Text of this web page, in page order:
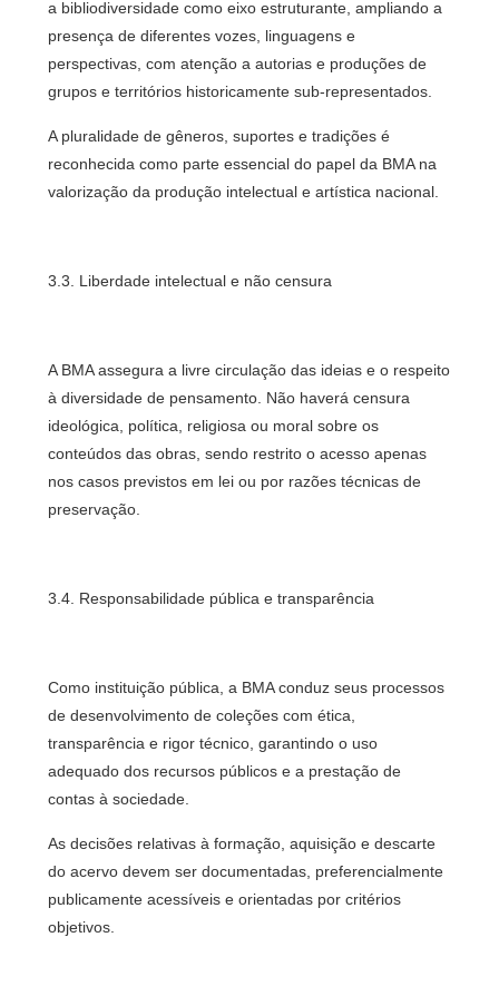
a bibliodiversidade como eixo estruturante, ampliando a
presença de diferentes vozes, linguagens e
perspectivas, com atenção a autorias e produções de
grupos e territórios historicamente sub-representados.
A pluralidade de gêneros, suportes e tradições é
reconhecida como parte essencial do papel da BMA na
valorização da produção intelectual e artística nacional.
3.3. Liberdade intelectual e não censura
A BMA assegura a livre circulação das ideias e o respeito
à diversidade de pensamento. Não haverá censura
ideológica, política, religiosa ou moral sobre os
conteúdos das obras, sendo restrito o acesso apenas
nos casos previstos em lei ou por razões técnicas de
preservação.
3.4. Responsabilidade pública e transparência
Como instituição pública, a BMA conduz seus processos
de desenvolvimento de coleções com ética,
transparência e rigor técnico, garantindo o uso
adequado dos recursos públicos e a prestação de
contas à sociedade.
As decisões relativas à formação, aquisição e descarte
do acervo devem ser documentadas, preferencialmente
publicamente acessíveis e orientadas por critérios
objetivos.